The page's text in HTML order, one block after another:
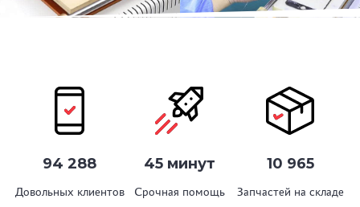
94 288
Довольных клиентов
45 минут
Срочная помощь
10 965
Запчастей на складе